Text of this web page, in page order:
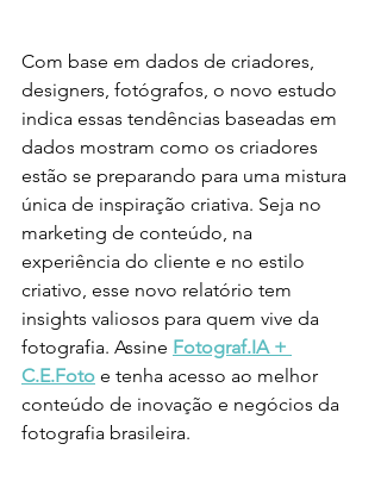
Com base em dados de criadores,
designers, fotógrafos, o novo estudo
indica essas tendências baseadas em
dados mostram como os criadores
estão se preparando para uma mistura
única de inspiração criativa. Seja no
marketing de conteúdo, na
experiência do cliente e no estilo
criativo, esse novo relatório tem
insights valiosos para quem vive da
fotografia. Assine Fotograf.IA +
C.E.Foto e tenha acesso ao melhor
conteúdo de inovação e negócios da
fotografia brasileira.